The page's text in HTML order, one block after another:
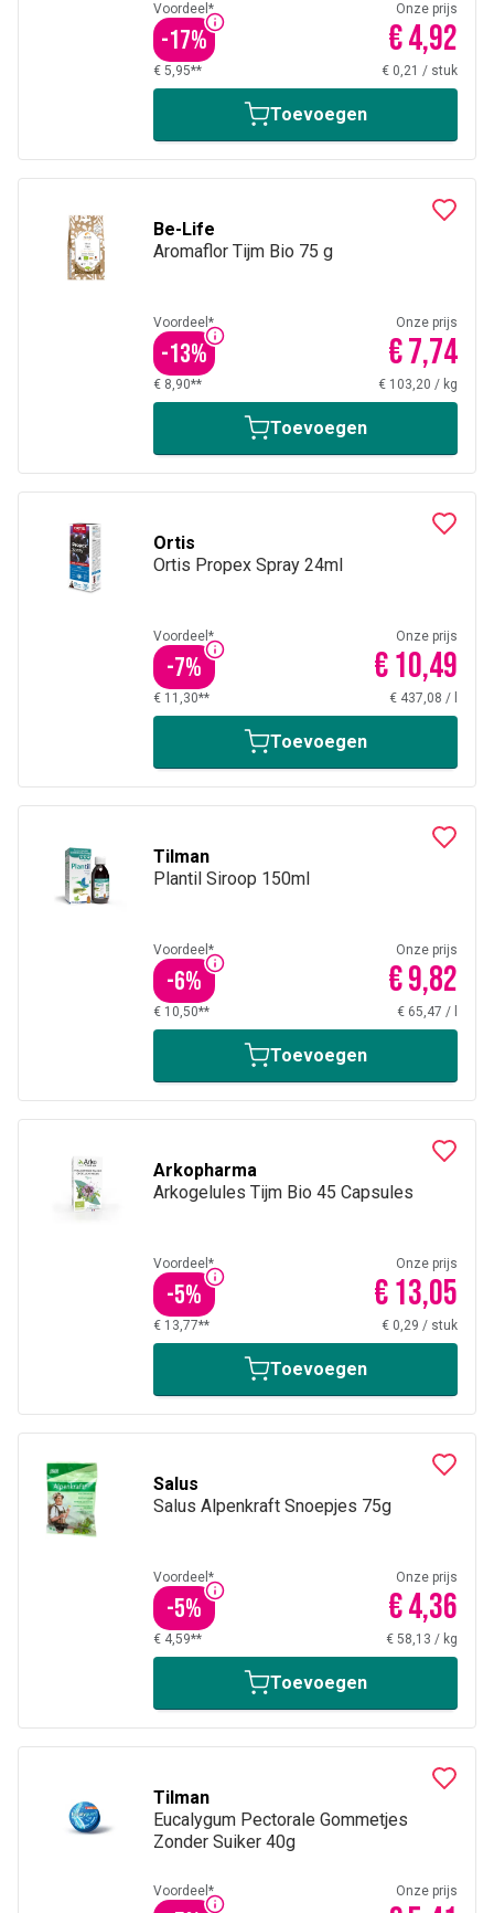
Voordeel*
-17%
Onze prijs
€ 4,92
€ 5,95** € 0,21 / stuk
Toevoegen
Be-Life
Aromaflor Tijm Bio 75 g
Voordeel*
-13%
Onze prijs
€ 7,74
€ 8,90** € 103,20 / kg
Toevoegen
Ortis
Ortis Propex Spray 24ml
Voordeel*
-7%
Onze prijs
€ 10,49
€ 11,30** € 437,08 /
Toevoegen
Tilman
Plantil Siroop 150ml
Voordeel*
-6%
Onze prijs
€ 9,82
€ 10,50** € 65,47 /
Toevoegen
Arkopharma
Arkogelules Tijm Bio 45 Capsules
Voordeel*
-5%
Onze prijs
€ 13,05
€ 13,77** € 0,29 / stuk
Toevoegen
Salus
Salus Alpenkraft Snoepjes 75g
Voordeel*
-5%
Onze prijs
€ 4,36
€ 4,59** € 58,13 / kg
Toevoegen
Tilman
Eucalygum Pectorale Gommetjes
Zonder Suiker 40g
Voordeel* Onze prijs